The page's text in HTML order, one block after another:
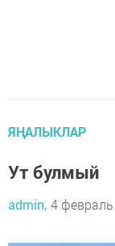
ЯҢАЛЫКЛАР
Ут булмый
admin, 4